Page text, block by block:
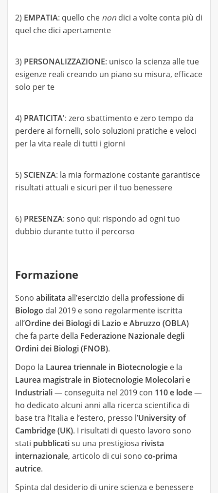
2) EMPATIA: quello che non dici a volte conta più di
quel che dici apertamente
3) PERSONALIZZAZIONE: unisco la scienza alle tue
esigenze reali creando un piano su misura, efficace
solo per te
4) PRATICITA': zero sbattimento e zero tempo da
perdere ai fornelli, solo soluzioni pratiche e veloci
per la vita reale di tutti i giorni
5) SCIENZA: la mia formazione costante garantisce
risultati attuali e sicuri per il tuo benessere
6) PRESENZA: sono qui: rispondo ad ogni tuo
dubbio durante tutto il percorso
Formazione
Sono abilitata all’esercizio della professione di
Biologo dal 2019 e sono regolarmente iscritta
all’Ordine dei Biologi di Lazio e Abruzzo (OBLA)
che fa parte della Federazione Nazionale degli
Ordini dei Biologi (FNOB).
Dopo la Laurea triennale in Biotecnologie e la
Laurea magistrale in Biotecnologie Molecolari e
Industriali— conseguita nel 2019 con 110 e lode—
ho dedicato alcuni anni alla ricerca scientifica di
base tra l’Italia e l’estero, presso l’University of
Cambridge (UK). I risultati di questo lavoro sono
stati pubblicatisu una prestigiosa rivista
internazionale, articolo di cui sono co-prima
autrice.
Spinta dal desiderio di unire scienza e benessere